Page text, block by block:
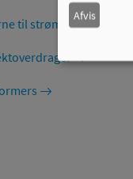
til
Afvis